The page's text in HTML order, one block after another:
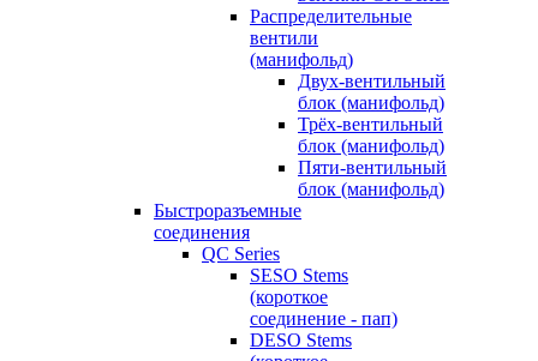
Распределительные
вентили
(манифольд)
Двух-вентильный
блок (манифольд)
Трёх-вентильный
блок (манифольд)
Пяти-вентильный
блок (манифольд)
Быстроразъемные
соединения
QC Series
SESO Stems
(короткое
соединение - пап)
DESO Stems